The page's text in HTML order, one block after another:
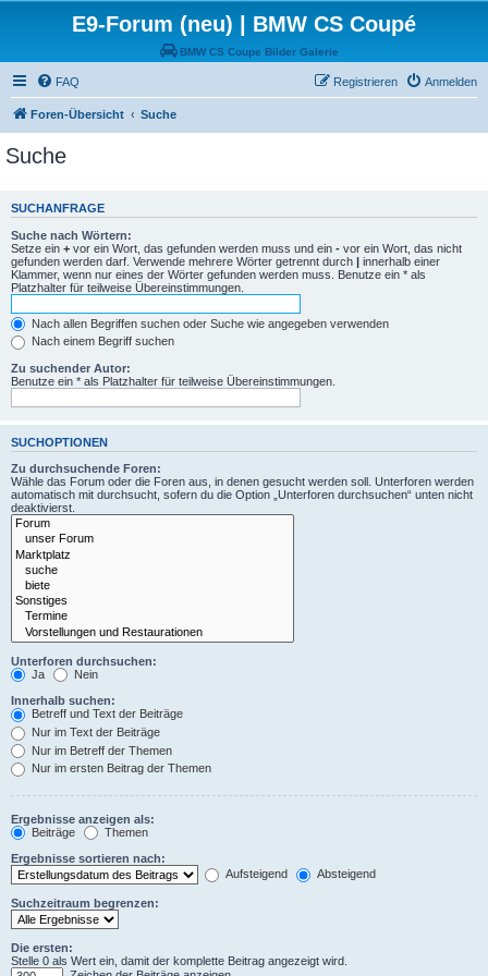
E9-Forum (neu) | BMW CS Coupé
BMW CS Coupe Bilder Galerie
FAQ Anmelden
Registrieren
Foren-Übersicht Suche
Suche
SUCHANFRAGE
Suche nach Wörtern:
Setze ein + vor ein Wort, das gefunden werden muss und ein - vor ein Wort, das nicht
gefunden werden darf. Verwende mehrere Wörter getrennt durch | innerhalb einer
Klammer, wenn nur eines der Wörter gefunden werden muss. Benutze ein * als
Platzhalter für teilweise Übereinstimmungen.
Nach allen Begriffen suchen oder Suche wie angegeben verwenden
Nach einem Begriff suchen
Zu suchender Autor:
Benutze ein * als Platzhalter für teilweise Übereinstimmungen.
SUCHOPTIONEN
Zu durchsuchende Foren:
Wähle das Forum oder die Foren aus, in denen gesucht werden soll. Unterforen werden
automatisch mit durchsucht, sofern du die Option „Unterforen durchsuchen“ unten nicht
deaktivierst.
Unterforen durchsuchen:
Ja
Nein
Innerhalb suchen:
Betreff und Text der Beiträge
Nur im Text der Beiträge
Nur im Betreff der Themen
Nur im ersten Beitrag der Themen
Ergebnisse anzeigen als:
Beiträge
Themen
Ergebnisse sortieren nach:
Aufsteigend
Absteigend
Suchzeitraum begrenzen:
Die ersten:
Stelle 0 als Wert ein, damit der komplette Beitrag angezeigt wird.